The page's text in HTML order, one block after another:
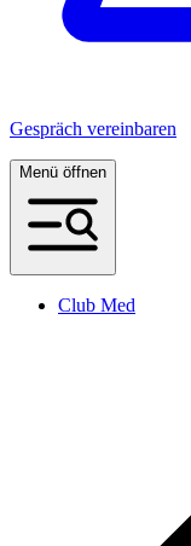
Gespräch vereinbaren
Menü öffnen
Club Med